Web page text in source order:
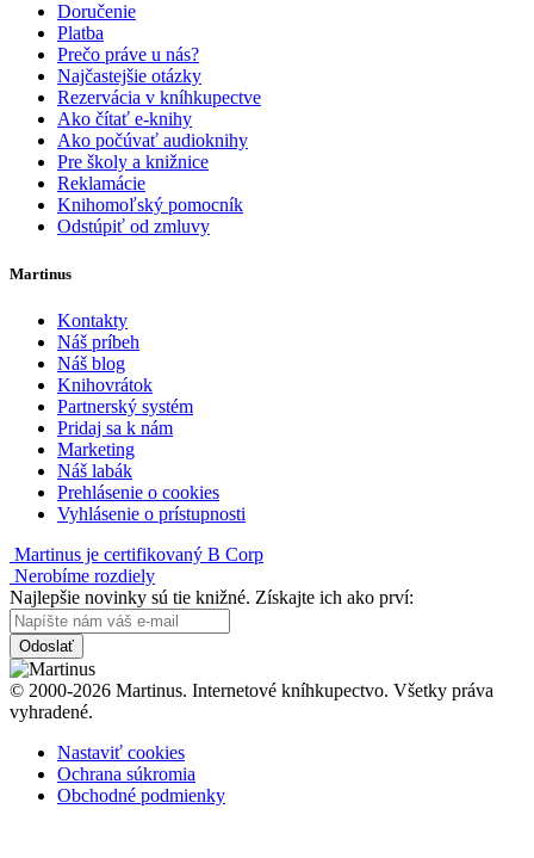
Doručenie
Platba
Prečo práve u nás?
Najčastejšie otázky
Rezervácia v kníhkupectve
Ako čítať e-knihy
Ako počúvať audioknihy
Pre školy a knižnice
Reklamácie
Knihomoľský pomocník
Odstúpiť od zmluvy
Martinus
Kontakty
Náš príbeh
Náš blog
Knihovrátok
Partnerský systém
Pridaj sa k nám
Marketing
Náš labák
Prehlásenie o cookies
Vyhlásenie o prístupnosti
Martinus je certifikovaný B Corp
Nerobíme rozdiely
Najlepšie novinky sú tie knižné. Získajte ich ako prví:
Odoslať
© 2000-2026 Martinus. Internetové kníhkupectvo. Všetky práva
vyhradené.
Nastaviť cookies
Ochrana súkromia
Obchodné podmienky